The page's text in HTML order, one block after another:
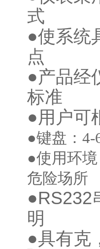
式
●使系统
点
●产品经
标准
●用户可
●键盘：
●使用环
危险场所
●RS232
明
●具有克